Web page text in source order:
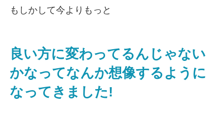
もしかして今よりもっと
良い方に変わってるんじゃない
かなってなんか想像するように
なってきました!